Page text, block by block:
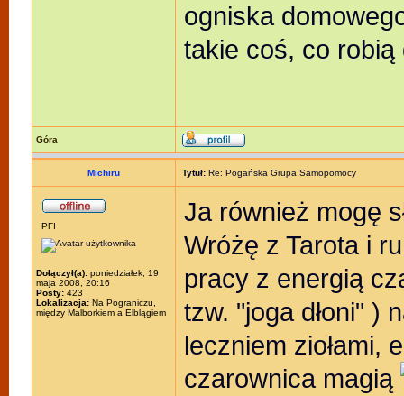
ogniska
takie coś, co robią
Góra
Michiru Tytuł: Re: Pogańska Grupa Samopomocy
PFI
Dołączył(a): poniedziałek, 19
maja 2008, 20:16
Posty: 423
Lokalizacja: Na Pograniczu,
między Malborkiem a Elblągiem
Ja również mogę
Wróżę z Tarota i
pracy z energią
tzw. "joga dłoni" )
leczniem ziołami,
czarownica magią